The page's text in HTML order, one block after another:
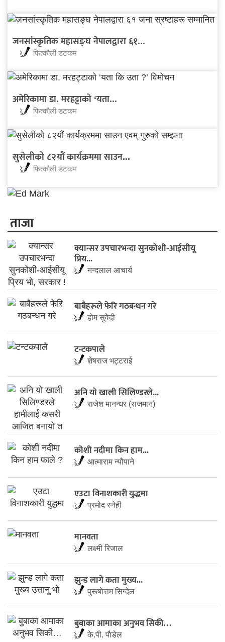
जनसांस्कृतिक महासङ्घ नेपालद्वारा ६१...
फित्काैली डटकम
अमेरिकामा डा. मरहट्टाको ‘यता...
फित्काैली डटकम
सुसेलीको ८२यौं कार्यक्रममा साउन...
फित्काैली डटकम
ताजा
​क्यान्सर उपचारभन्दा सुनकोशी-आईसीयू
प्रिय...
नन्दलाल आचार्य
बाबैहरूले फेरि गठबन्धन गरे
होम सुवेदी
टन्टकपाले
शेषराज भट्टराई
अनि याे खाली सिलिण्डरले...
राजेश मानन्धर (राजमान)
कोशी नदीमा किन हाम...
आत्माराम न्यौपाने
एउटा विनाशकारी युद्धमा
प्रमोद स्नेही
मानवता
लक्ष्मी रिजाल
झुन्ड लागे कता मुख्य...
पुरूषाेत्तम सिग्देल
बुबाका आमाका अनुभव सिकी…
के.पी. पाैडेल